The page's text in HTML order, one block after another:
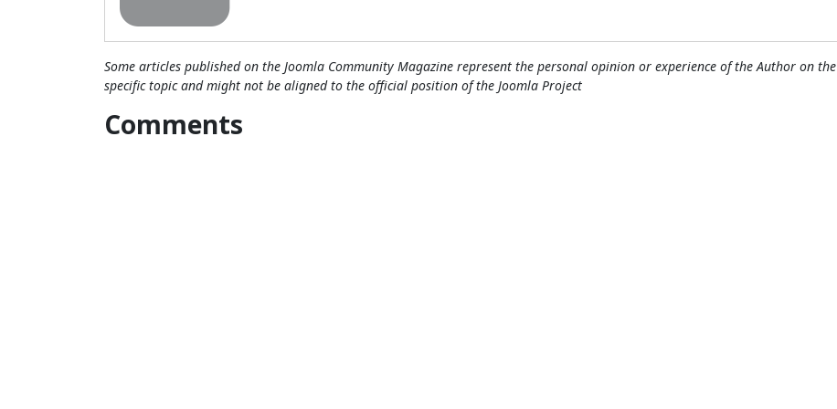
Some articles published on the Joomla Community Magazine represent the personal opinion or experience of the Author on the
specific topic and might not be aligned to the official position of the Joomla Project
Comments